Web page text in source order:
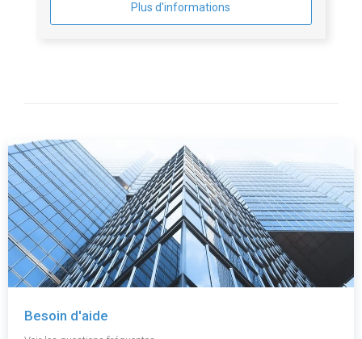
Plus d'informations
Besoin d'aide